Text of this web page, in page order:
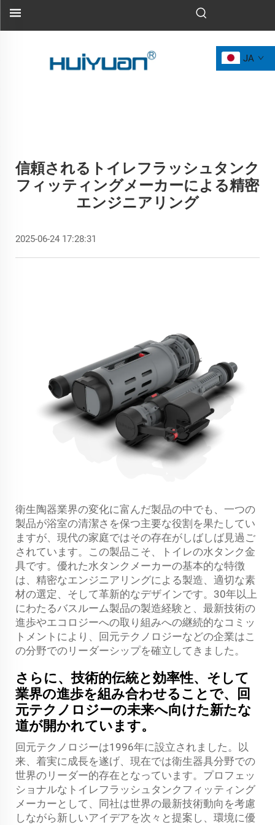
JA
信頼されるトイレフラッシュタンク
フィッティングメーカーによる精密
エンジニアリング
2025-06-24 17:28:31
衛生陶器業界の変化に富んだ製品の中でも、一つの
製品が浴室の清潔さを保つ主要な役割を果たしてい
ますが、現代の家庭ではその存在がしばしば見過ご
されています。この製品こそ、トイレの水タンク金
具です。優れた水タンクメーカーの基本的な特徴
は、精密なエンジニアリングによる製造、適切な素
材の選定、そして革新的なデザインです。30年以上
にわたるバスルーム製品の製造経験と、最新技術の
進歩やエコロジーへの取り組みへの継続的なコミッ
トメントにより、回元テクノロジーなどの企業はこ
の分野でのリーダーシップを確立してきました。
さらに、技術的伝統と効率性、そして
業界の進歩を組み合わせることで、回
元テクノロジーの未来へ向けた新たな
道が開かれています。
回元テクノロジーは1996年に設立されました。以
来、着実に成長を遂げ、現在では衛生器具分野での
世界のリーダー的存在となっています。プロフェッ
ショナルなトイレフラッシュタンクフィッティング
メーカーとして、同社は世界の最新技術動向を考慮
しながら新しいアイデアを次々と提案し、環境に優